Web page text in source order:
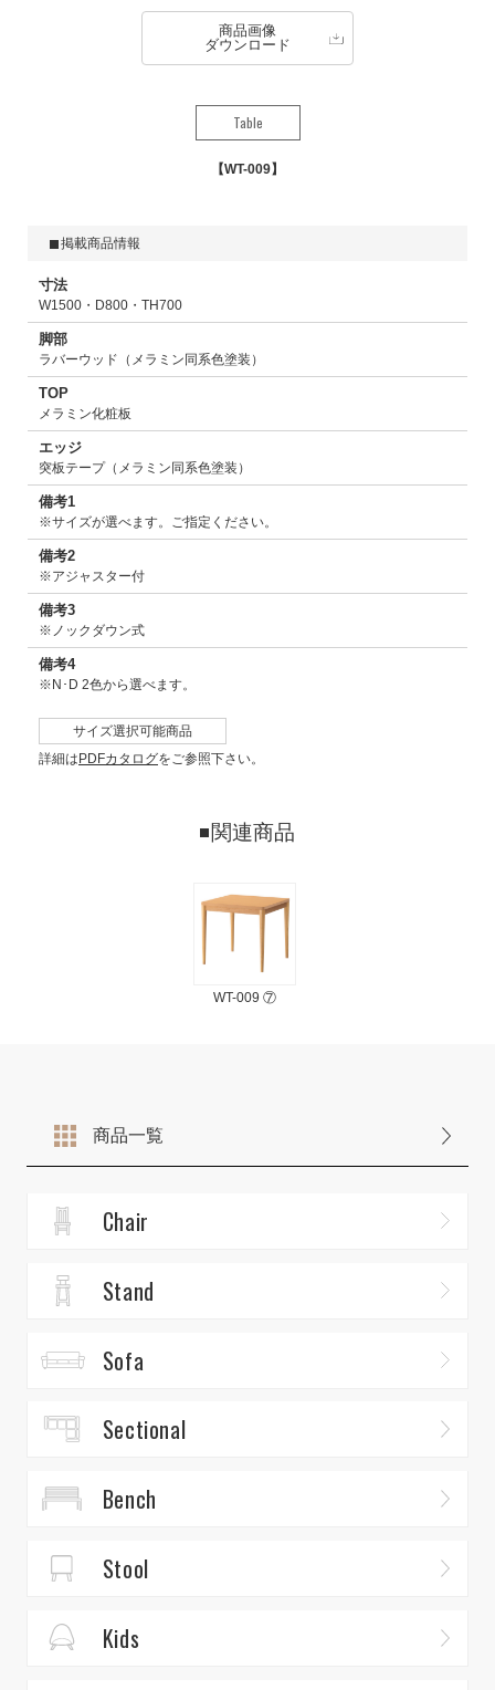
商品画像
ダウンロード
Table
WT-009
掲載商品情報
寸法
W1500・D800・TH700
脚部
ラバーウッド（メラミン同系色塗装）
TOP
メラミン化粧板
エッジ
突板テープ（メラミン同系色塗装）
備考1
※サイズが選べます。ご指定ください。
備考2
※アジャスター付
備考3
※ノックダウン式
備考4
※N･D 2色から選べます。
サイズ選択可能商品
詳細はPDFカタログをご参照下さい。
関連商品
WT-009 ⑦
商品一覧
Chair
Stand
Sofa
Sectional
Bench
Stool
Kids